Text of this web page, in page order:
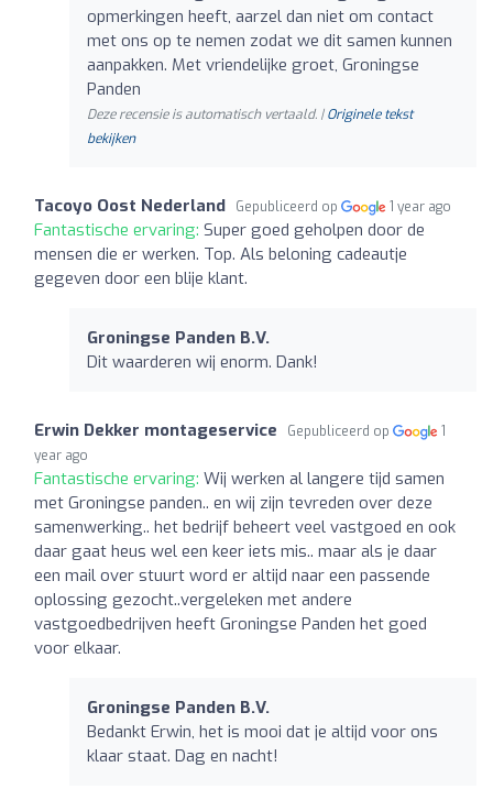
opmerkingen heeft, aarzel dan niet om contact
met ons op te nemen zodat we dit samen kunnen
aanpakken. Met vriendelijke groet, Groningse
Panden
Deze recensie is automatisch vertaald. |Originele tekst
bekijken
Tacoyo Oost Nederland Gepubliceerd op 1 year ago
Fantastische ervaring: Super goed geholpen door de
mensen die er werken. Top. Als beloning cadeautje
gegeven door een blije klant.
Groningse Panden B.V.
Dit waarderen wij enorm. Dank!
Erwin Dekker montageservice Gepubliceerd op
1
year ago
Fantastische ervaring: Wij werken al langere tijd samen
met Groningse panden.. en wij zijn tevreden over deze
samenwerking.. het bedrijf beheert veel vastgoed en ook
daar gaat heus wel een keer iets mis.. maar als je daar
een mail over stuurt word er altijd naar een passende
oplossing gezocht..vergeleken met andere
vastgoedbedrijven heeft Groningse Panden het goed
voor elkaar.
Groningse Panden B.V.
Bedankt Erwin, het is mooi dat je altijd voor ons
klaar staat. Dag en nacht!